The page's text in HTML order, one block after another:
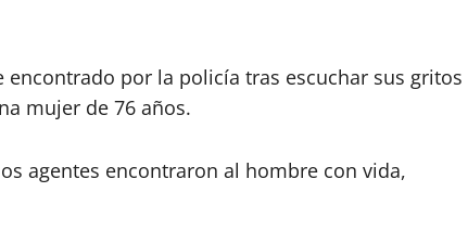
por la policía tras escuchar sus gritos
mujer de 76 años.
agentes encontraron al hombre con vida,